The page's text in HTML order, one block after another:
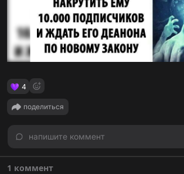
4
поделиться
напишите коммент
1 коммент